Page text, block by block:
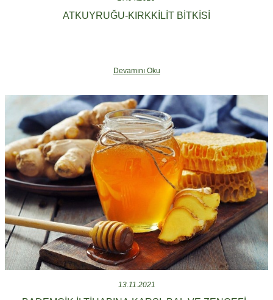
ATKUYRUĞU-KIRKKİLİT BİTKİSİ
Devamını Oku
13.11.2021